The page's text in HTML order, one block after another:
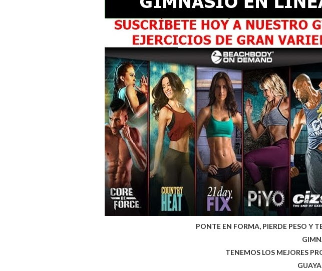
PONTE EN FORMA, PIERDE PESO Y
TENEMOS LOS MEJORES